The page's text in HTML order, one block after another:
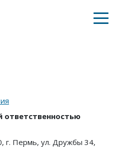
ответственностью
г. Пермь, ул. Дружбы 34,